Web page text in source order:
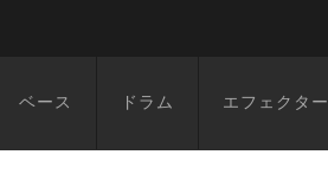
ベース ドラム エフェクター